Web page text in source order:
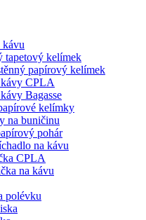
kávu
tapetový kelímek
papírový kelímek
CPLA
Bagasse
kelímky
na buničinu
pohár
na kávu
CPLA
na kávu
polévku